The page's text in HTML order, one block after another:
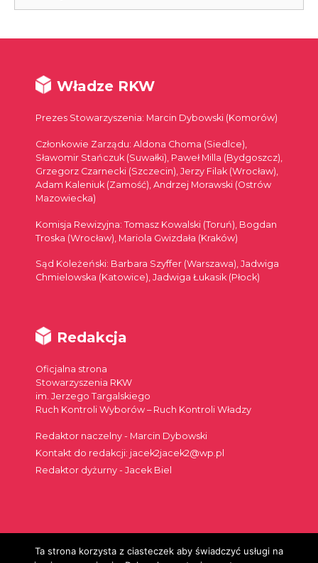
Władze RKW
Prezes Stowarzyszenia: Marcin Dybowski (Komorów)
Członkowie Zarządu: Aldona Choma (Siedlce),
Sławomir Stańczuk (Suwałki), Paweł Milla (Bydgoszcz),
Grzegorz Czarnecki (Szczecin), Jerzy Filak (Wrocław),
Adam Kaleniuk (Zamość), Andrzej Morawski (Ostrów
Mazowiecka)
Komisja Rewizyjna: Tomasz Kowalski (Toruń), Bogdan
Troska (Wrocław), Mariola Gwizdała (Kraków)
Sąd Koleżeński: Barbara Szyffer (Warszawa), Jadwiga
Chmielowska (Katowice), Jadwiga Łukasik (Płock)
Redakcja
Oficjalna strona
Stowarzyszenia RKW
im. Jerzego Targalskiego
Ruch Kontroli Wyborów – Ruch Kontroli Władzy
Redaktor naczelny - Marcin Dybowski
Kontakt do redakcji: jacek2jacek2@wp.pl
Redaktor dyżurny - Jacek Biel
Ta strona korzysta z ciasteczek aby świadczyć usługi na